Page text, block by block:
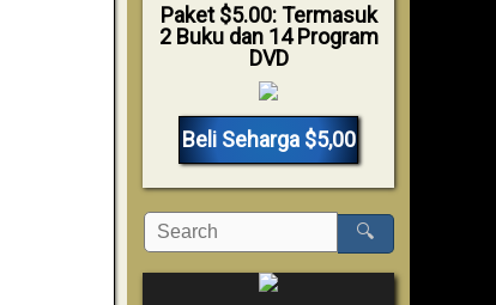
Paket $5.00: Termasuk
2 Buku dan 14 Program
DVD
Beli Seharga $5,00
🔍